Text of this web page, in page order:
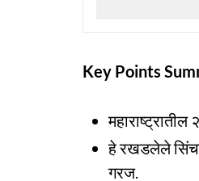
Key Points
हे रखडलेले सिंचन
गरज.